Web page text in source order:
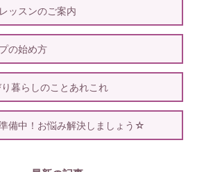
ッスンのご案内
の始め方
暮らしのことあれこれ
備中！お悩み解決しましょう☆